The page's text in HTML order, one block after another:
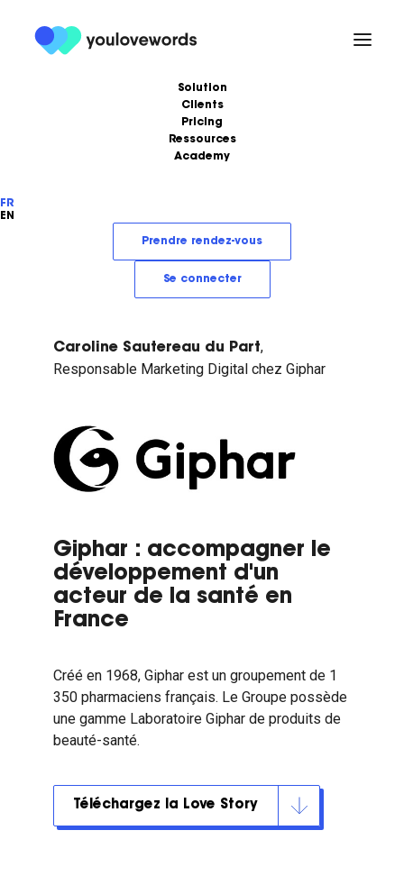
Solution
Clients
Pricing
Ressources
LoveLetter
Academy
FR
EN
Prendre rendez-vous
Se connecter
Santé / Pharma
Caroline Sautereau du Part,
Responsable Marketing Digital chez Giphar
Giphar : accompagner le
développement d'un
acteur de la santé en
France
Créé en 1968, Giphar est un groupement de 1
350 pharmaciens français. Le Groupe possède
une gamme Laboratoire Giphar de produits de
beauté-santé.
Téléchargez la Love Story